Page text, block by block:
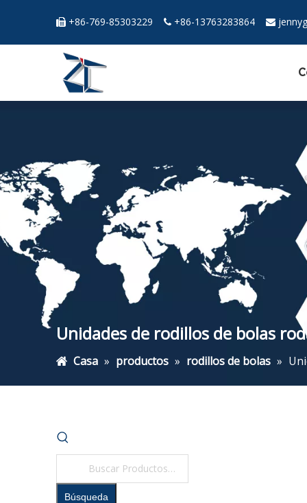
 +86-769-85303229  +86-13763283864 
Unidades de rodillos de bolas
Casa » productos » rodillos de bolas »
Búsqueda